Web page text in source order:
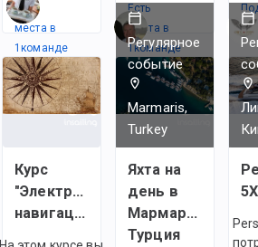
Есть
места в
1командe
Есть
места в
1командe
Курс
"Электронная
навигация"
Регулярное
событие
Marmaris,
Turkey
Яхта на
день в
Мармарисе,
Турция
5X